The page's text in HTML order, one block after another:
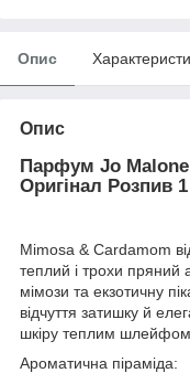
Опис
Опис
Парфум Jo
Оригінал Розпив
Mimosa & Cardamom
теплий і трохи пряний
мімози та екзотичну
відчуття затишку й
шкіру теплим шлейфом.
Ароматична піраміда: